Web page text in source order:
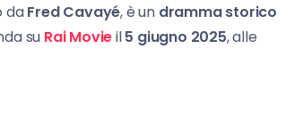
daFred Cavayé, è un dramma storico
su Rai Movieil5 giugno 2025, alle